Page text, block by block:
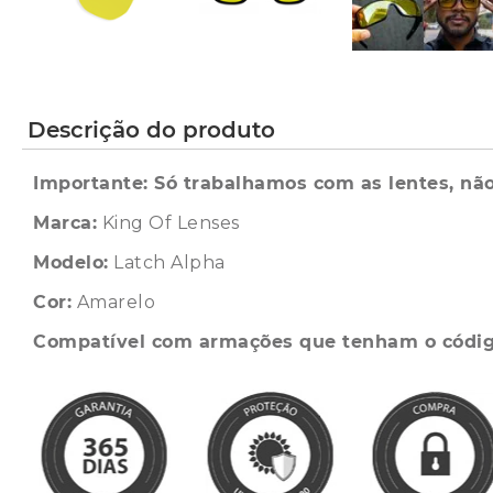
Descrição do produto
Importante: Só trabalhamos com as lentes,
Marca: King Of Lenses
Modelo: Latch Alpha
Cor: Amarelo
Compatível com armações que tenham o